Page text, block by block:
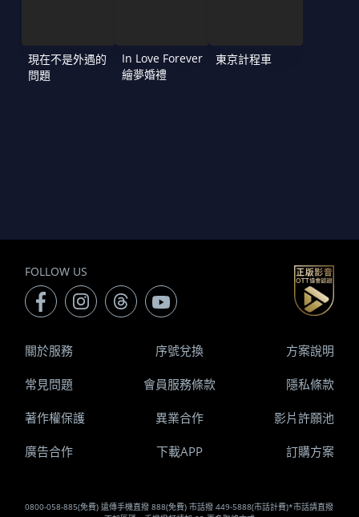
現在不是外遇的
問題
In Love Forever
繪夢婚禮
東京計程車
FOLLOW US
0800-058-885(免費) 遠傳手機直撥 888(免費) 市話撥 449-5888(市話計費)*市話請直撥
關於服務 序號兌換 方案說明
常見問題 會員服務條款 隱私條款
著作權保護 異業合作 影片許願池
廣告合作 下載APP 訂購方案